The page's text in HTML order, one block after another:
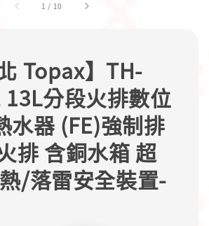
1 / 10
Topax】TH-
13L分段火排數位
水器 (FE)強制排
排 含銅水箱 超
/落雷安全裝置-